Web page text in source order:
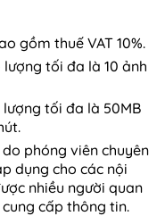
gồm thuế VAT 10%.
tối đa là 10 ảnh
tối đa là 50MB
phóng viên chuyên
dụng cho các nội
nhiều người quan
cấp thông tin.